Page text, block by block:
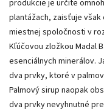
produkcie je určite
plantážach, zaisťuje
miestnej spoločnosti v
Kľúčovou zložkou Madal
esenciálnych minerálov.
dva prvky, ktoré v
Palmový sirup naopak
dva prvky nevyhnutné